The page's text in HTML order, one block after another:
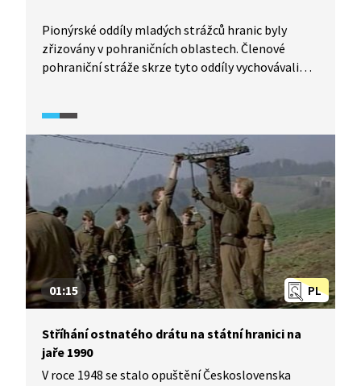
Pionýrské oddíly mladých strážců hranic byly
zřizovány v pohraničních oblastech. Členové
pohraniční stráže skrze tyto oddíly vychovávali
přátelských kontaktů s lidmi žijícími
v příhraničních oblastech. Síť oddílů mladých
strážců hranic byla budována od roku 1953 a jejich
hlavní náplní byla branná výchova. V roce 1982
bylo aktivních více než 500 takových oddílů.
Podívejte se na reportáž západočeské krajské
redakce Československé televize z 28. 6. 1988.
PL
01:15
Stříhání ostnatého drátu na státní hranici na
jaře 1990
V roce 1948 se stalo opuštění Československa